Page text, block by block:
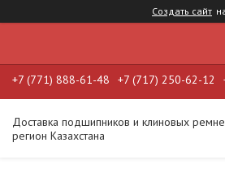
Создать сайт
+7 (771) 888-61-48 +7 (717) 250-62-12
Доставка подшипников и клиновых
регион Казахстана